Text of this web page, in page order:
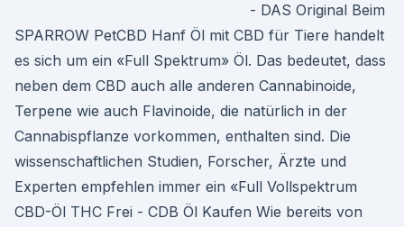
- DAS Original Beim
SPARROW PetCBD Hanf Öl mit CBD für Tiere handelt
es sich um ein «Full Spektrum» Öl. Das bedeutet, dass
neben dem CBD auch alle anderen Cannabinoide,
Terpene wie auch Flavinoide, die natürlich in der
Cannabispflanze vorkommen, enthalten sind. Die
wissenschaftlichen Studien, Forscher, Ärzte und
Experten empfehlen immer ein «Full Vollspektrum
CBD-Öl THC Frei - CDB Öl Kaufen Wie bereits von